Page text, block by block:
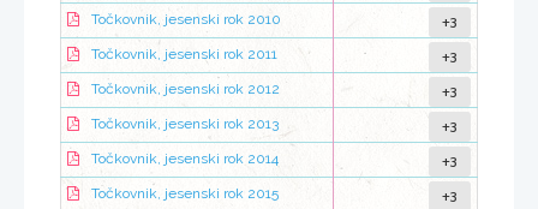
Točkovnik, jesenski rok 2010 +3
Točkovnik, jesenski rok 2011 +3
Točkovnik, jesenski rok 2012 +3
Točkovnik, jesenski rok 2013 +3
Točkovnik, jesenski rok 2014 +3
Točkovnik, jesenski rok 2015 +3